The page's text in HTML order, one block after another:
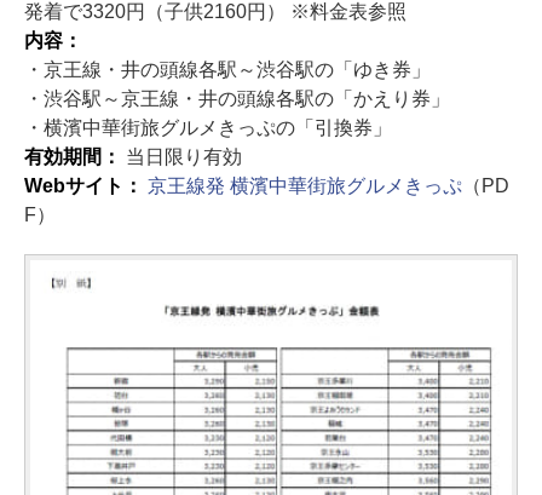
発着で3320円（子供2160円） ※料金表参照
内容：
・京王線・井の頭線各駅～渋谷駅の「ゆき券」
・渋谷駅～京王線・井の頭線各駅の「かえり券」
・横濱中華街旅グルメきっぷの「引換券」
有効期間： 当日限り有効
Webサイト： 京王線発 横濱中華街旅グルメきっぷ（PD
F）